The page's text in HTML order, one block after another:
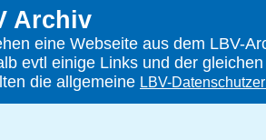
Archiv
eine Webseite aus dem LBV-
evtl einige Links und der
die allgemeine LBV-